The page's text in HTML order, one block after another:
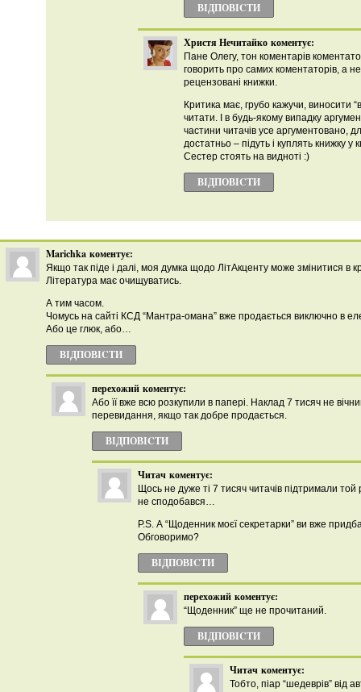
ВІДПОВІCТИ
Христя Нечитайко коментує:
Пане Олегу, тон коментарів
говорить про самих коментаторів, а
рецензовані книжки.
Критика має, грубо кажучи, виносити
читати. І в будь-якому випадку
частини читачів усе аргументовано,
достатньо – підуть і куплять книжку у
Сестер стоять на видноті :)
ВІДПОВІCТИ
Marichka коментує:
Якщо так піде і далі, моя думка щодо ЛітАкценту може змінитися в
Література має очищуватись.
А тим часом.
Чомусь на сайті КСД “Мантра-омана” вже продається виключно в
Або це глюк, або…
ВІДПОВІCТИ
перехожий коментує:
Або її вже всю розкупили в папері. Наклад 7 тисяч не
перевидання, якщо так добре продається.
ВІДПОВІCТИ
Читач коментує:
Щось не дуже ті 7 тисяч читачів підтримали
не сподобався…
P.S. А “Щоденник моєї секретарки” ви вже
Обговоримо?
ВІДПОВІCТИ
перехожий коментує:
“Щоденник” ще не прочитаний.
ВІДПОВІCТИ
Читач коментує:
Тобто, піар “шедеврів” від